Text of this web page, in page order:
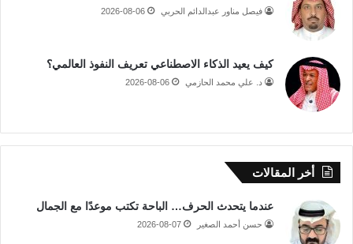
فيصل مناور عبدالدائم الحربي 2026-08-06
كيف يعيد الذكاء الاصطناعي تعريف النفوذ العالمي؟
د. علي محمد الحازمي 2026-08-06
أخر المقالات
عندما يتحدث الحرف… الباحة تكتب موعدًا مع الجمال
حسن أحمد الصغير 2026-08-07